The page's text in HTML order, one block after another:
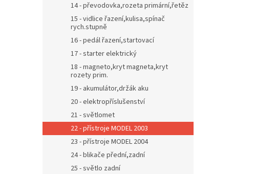
14 - převodovka,rozeta primární,řetěz
15 - vidlice řazení,kulisa,spínač
rych.stupně
16 - pedál řazení,startovací
17 - starter elektrický
18 - magneto,kryt magneta,kryt
rozety prim.
19 - akumulátor,držák aku
20 - elektropříslušenství
21 - světlomet
22 - přístroje MODEL 2003
23 - přístroje MODEL 2004
24 - blikače přední,zadní
25 - světlo zadní